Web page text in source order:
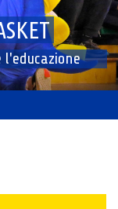
l'educazione